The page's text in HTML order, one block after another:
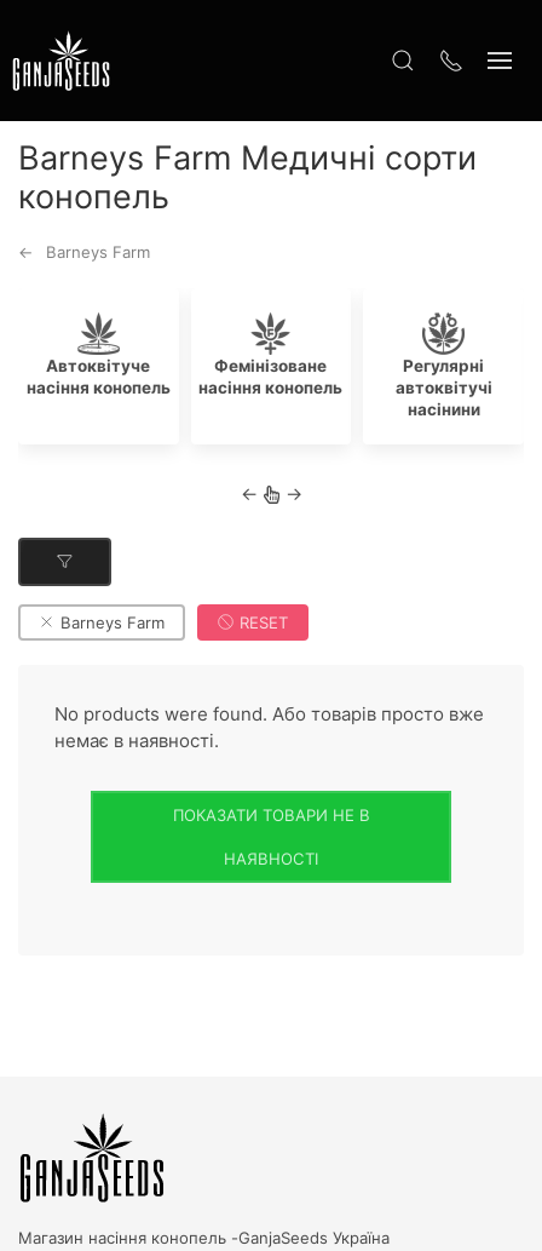
Barneys Farm Медичні сорти
конопель
Barneys Farm
Автоквітуче
насіння конопель
Фемінізоване
насіння конопель
Регулярні
автоквітучі
насінини
← →
Barneys Farm RESET
No products were found. Або товарів просто вже
немає в наявності.
ПОКАЗАТИ ТОВАРИ НЕ В
НАЯВНОСТІ
Магазин насіння конопель -GanjaSeeds Україна